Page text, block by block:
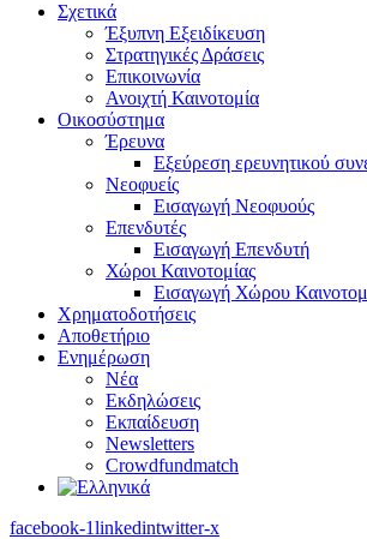
Σχετικά
Έξυπνη Εξειδίκευση
Στρατηγικές Δράσεις
Επικοινωνία
Ανοιχτή Καινοτομία
Οικοσύστημα
Έρευνα
Εξεύρεση ερευνητικού
Νεοφυείς
Εισαγωγή Νεοφυούς
Επενδυτές
Εισαγωγή Επενδυτή
Χώροι Καινοτομίας
Εισαγωγή Χώρου
Χρηματοδοτήσεις
Αποθετήριο
Ενημέρωση
Νέα
Εκδηλώσεις
Εκπαίδευση
Newsletters
Crowdfundmatch
facebook-1linkedintwitter-x